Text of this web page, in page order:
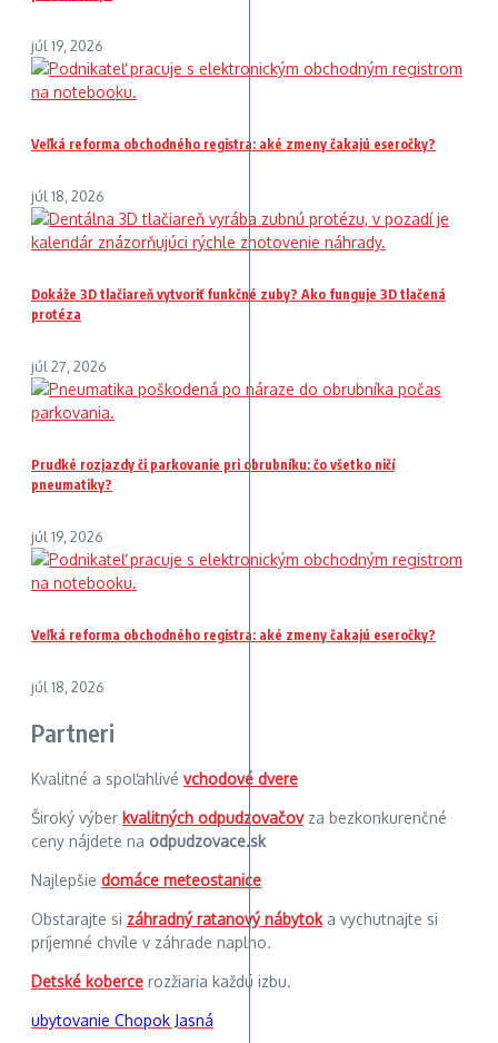
júl 19, 2026
Veľká reforma obchodného registra: aké zmeny čakajú eseročky?
júl 18, 2026
Dokáže 3D tlačiareň vytvoriť funkčné zuby? Ako funguje 3D tlačená
protéza
júl 27, 2026
Prudké rozjazdy či parkovanie pri obrubníku: čo všetko ničí
pneumatiky?
júl 19, 2026
Veľká reforma obchodného registra: aké zmeny čakajú eseročky?
júl 18, 2026
Partneri
Kvalitné a spoľahlivé vchodové dvere
Široký výber kvalitných odpudzovačovza bezkonkurenčné
ceny nájdete na odpudzovace.sk
Najlepšie domáce meteostanice
Obstarajte si záhradný ratanový nábytoka vychutnajte si
príjemné chvíle v záhrade naplno.
Detské koberce rozžiaria každú izbu.
ubytovanie Chopok Jasná